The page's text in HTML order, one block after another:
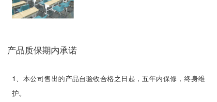
产品质保期内承诺
1、本公司售出的产品自验收合格之日起，五年内保修，终身维
护。